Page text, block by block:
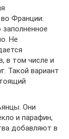
Франции.
Не
в том числе и
Такой вариант
Они
и парафин,
добавляют в